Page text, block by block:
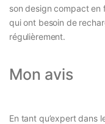
son design compact
qui ont besoin de
régulièrement.
Mon avis
En tant qu’expert dans